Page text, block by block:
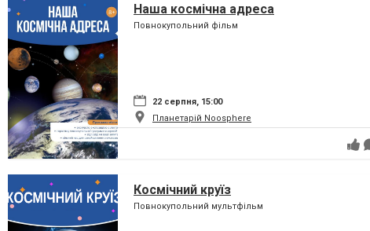
Наша космічна адреса
Повнокупольний фільм
22 серпня, 15:00
Планетарій Noosphere
Космічний круїз
Повнокупольний мультфільм